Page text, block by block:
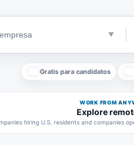
Gratis para candidatos
WORK FROM
Explore
hiring U.S. residents and companies